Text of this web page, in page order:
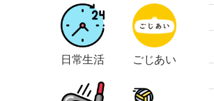
日常生活 ごじあい